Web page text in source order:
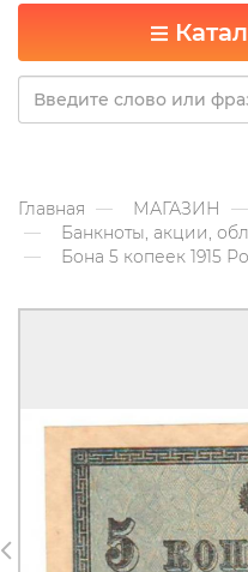
Главная МАГАЗИН
Банкноты, акции,
Бона 5 копеек 1915